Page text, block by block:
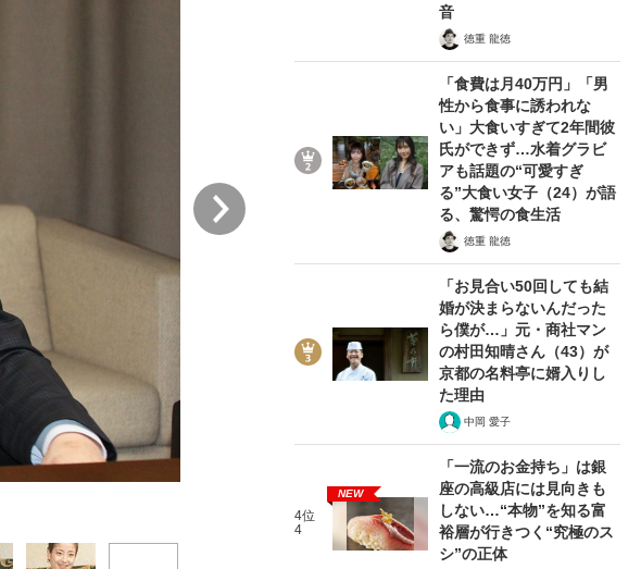
音
徳重 龍徳
「食費は月40万円」「男
性から食事に誘われな
い」大食いすぎて2年間彼
氏ができず…水着グラビ
アも話題の“可愛すぎ
る”大食い女子（24）が語
る、驚愕の食生活
徳重 龍徳
「お見合い50回しても結
婚が決まらないんだった
ら僕が…」元・商社マン
の村田知晴さん（43）が
京都の名料亭に婿入りし
た理由
中岡 愛子
4位
4
NEW
「一流のお金持ち」は銀
座の高級店には見向きも
しない…“本物”を知る富
裕層が行きつく“究極のス
シ”の正体